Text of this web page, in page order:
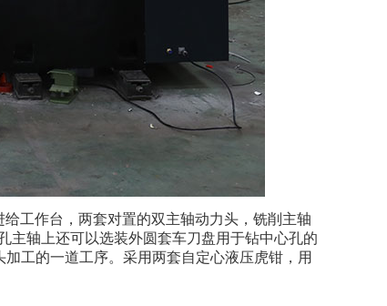
工作台，两套对置的双主轴动力头，铣削主轴
主轴上还可以选装外圆套车刀盘用于钻中心孔的
工的一道工序。采用两套自定心液压虎钳，用